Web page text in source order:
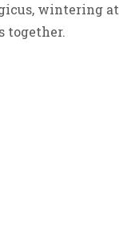
wintering at
together.